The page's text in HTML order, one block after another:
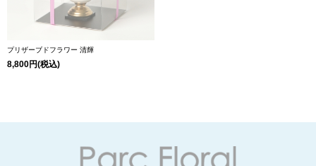
プリザーブドフラワー 清輝
8,800円(税込)